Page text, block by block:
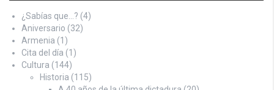
¿Sabías que…? (4)
Aniversario (32)
Armenia (1)
Cita del día (1)
Cultura (144)
Historia (115)